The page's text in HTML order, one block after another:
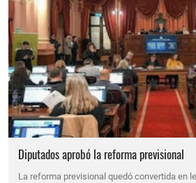
Diputados aprobó la reforma previsional
La reforma previsional quedó convertida en